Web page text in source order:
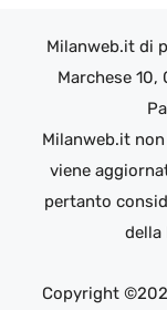
Milanweb.it di
Marchese 10,
Milanweb.it
viene
pertanto
della
Copyright